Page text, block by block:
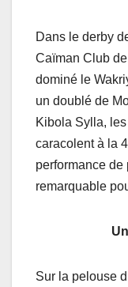
Dans le derby
Caïman Club
dominé le
un doublé de
Kibola Sylla,
caracolent à la
performance
remarquable
Sur la pelouse